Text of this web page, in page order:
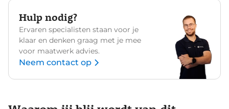
Hulp nodig?
Ervaren specialisten staan voor je
klaar en denken graag met je mee
voor maatwerk advies.
Neem contact op